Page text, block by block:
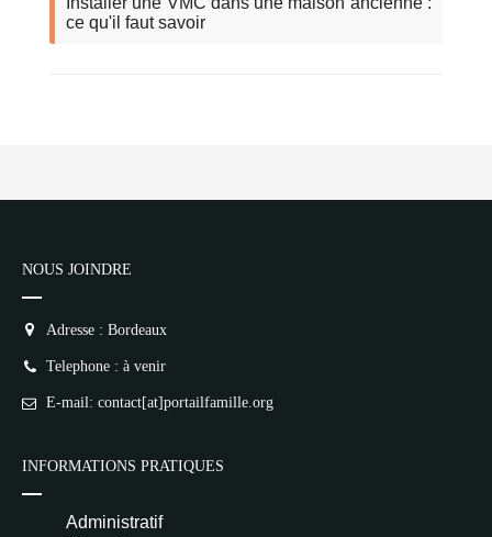
ce qu'il faut savoir
NOUS JOINDRE
Adresse : Bordeaux
Telephone : à venir
E-mail: contact[at]portailfamille.org
INFORMATIONS PRATIQUES
Administratif